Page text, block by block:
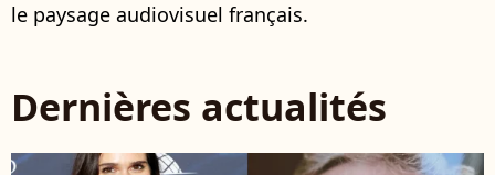
le paysage audiovisuel français.
Dernières actualités